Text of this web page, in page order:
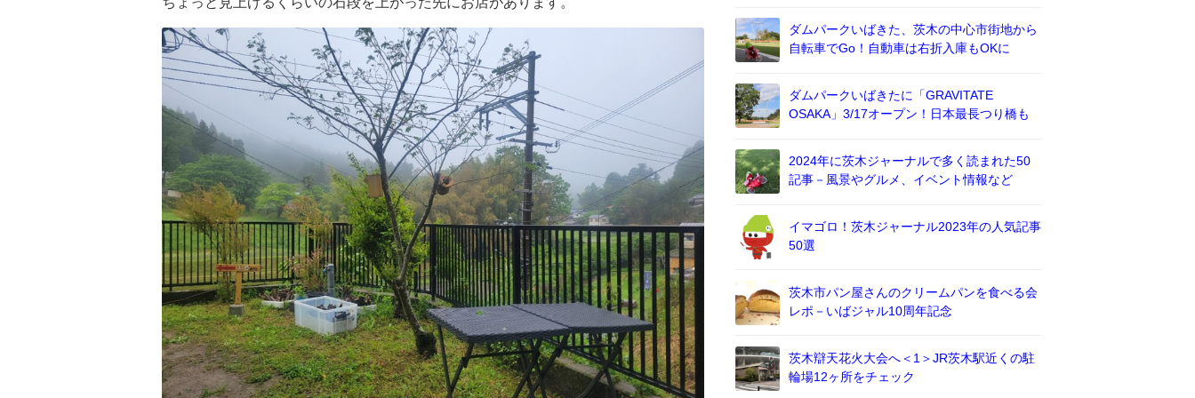
ダムパークいばきた、茨木の中心市街地から
自転車でGo！自動車は右折入庫もOKに
ダムパークいばきたに「GRAVITATE
OSAKA」3/17オープン！日本最長つり橋も
2024年に茨木ジャーナルで多く読まれた50
記事－風景やグルメ、イベント情報など
イマゴロ！茨木ジャーナル2023年の人気記事
50選
茨木市パン屋さんのクリームパンを食べる会
レポ－いばジャル10周年記念
茨木辯天花火大会へ＜1＞JR茨木駅近くの駐
輪場12ヶ所をチェック